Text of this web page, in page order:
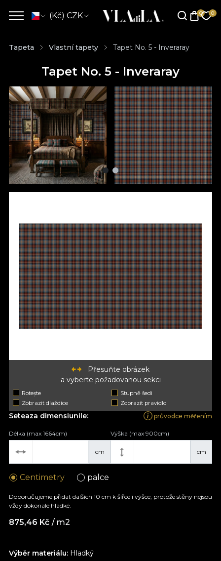
(Kč) CZK
Tapeta Vlastní tapety Tapet No. 5 - Inveraray
Tapet No. 5 - Inveraray
Přesuňte obrázek
a vyberte požadovanou sekci
Rotește
Stupně šedi
Zobrazit dlaždice
Zobrazit pravidlo
Výběr materiálu: Hladký
Seteaza dimensiunile: průvodce měřením
cm
Délka (max 1664cm)
cm
Výška (max 900cm)
Centimetry palce
Doporučujeme přidat dalších 10 cm k šířce i výšce, protože stěny nejsou
vždy dokonale hladké.
875,46 Kč / m2